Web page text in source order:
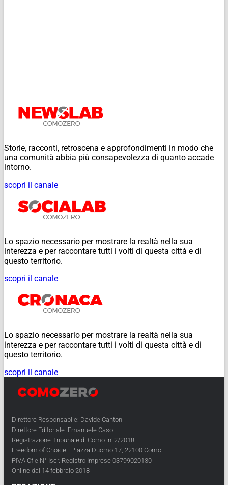
Storie, racconti, retroscena e approfondimenti in modo che
una comunità abbia più consapevolezza di quanto accade
intorno.
scopri il canale
Lo spazio necessario per mostrare la realtà nella sua
interezza e per raccontare tutti i volti di questa città e di
questo territorio.
scopri il canale
Lo spazio necessario per mostrare la realtà nella sua
interezza e per raccontare tutti i volti di questa città e di
questo territorio.
scopri il canale
Direttore Responsabile: Davide Cantoni
Direttore Editoriale: Emanuele Caso
Registrazione Tribunale di Como: n°2/2018
Freedom of Choice - Piazza Duomo 17, 22100 Como
PIVA Cf e N° Iscr. Registro Imprese 03799020130
Online dal 14 febbraio 2018